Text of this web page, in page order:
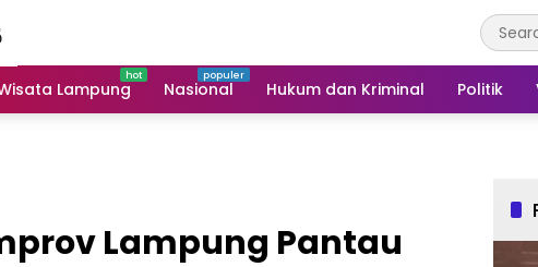
Lampung Nasional Hukum dan Kriminal Politik
Lampung Pantau